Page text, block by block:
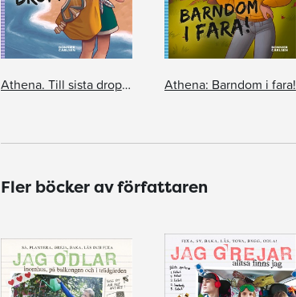
Athena. Till sista droppen! Athena: Barndom i fara!
Fler böcker av författaren